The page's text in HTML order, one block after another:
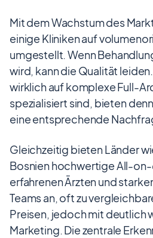
Mit dem Wachstum des
einige Kliniken auf
umgestellt. Wenn
wird, kann die Qualität
wirklich auf komplexe Full-
spezialisiert sind, bieten
eine entsprechende
Gleichzeitig bieten Länder
Bosnien hochwertige All-
erfahrenen Ärzten und
Teams an, oft zu
Preisen, jedoch mit deutlich
Marketing. Die zentrale